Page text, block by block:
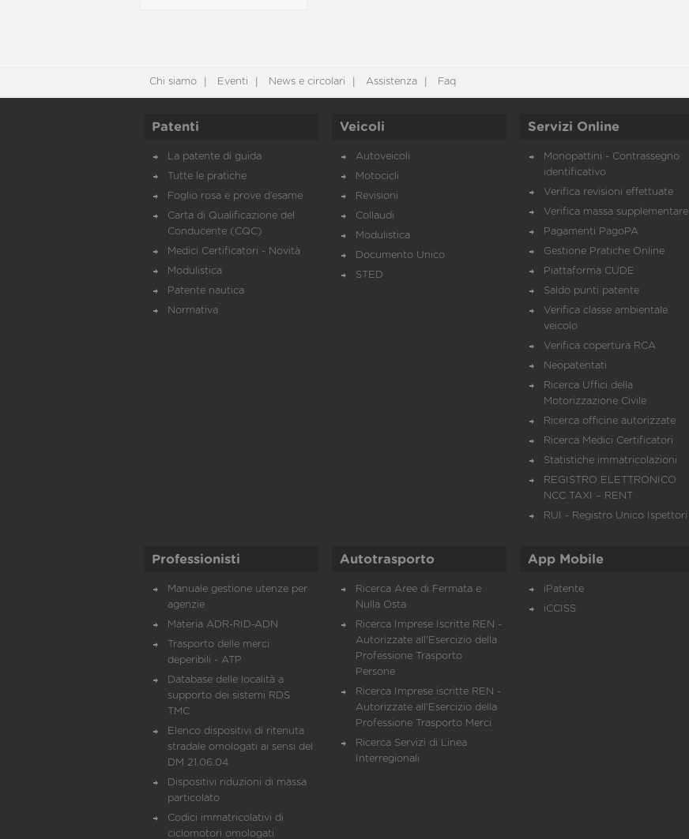
Chi siamo Eventi News e circolari Assistenza Faq
Patenti
La patente di guida
Tutte le pratiche
Foglio rosa e prove d’esame
Carta di Qualificazione del
Conducente (CQC)
Medici Certificatori - Novità
Modulistica
Patente nautica
Normativa
Veicoli
Autoveicoli
Motocicli
Revisioni
Collaudi
Modulistica
Documento Unico
STED
Servizi Online
Monopattini - Contrassegno
identificativo
Verifica revisioni effettuate
Verifica massa supplementare
Pagamenti PagoPA
Gestione Pratiche Online
Piattaforma CUDE
Saldo punti patente
Verifica classe ambientale
veicolo
Verifica copertura RCA
Neopatentati
Ricerca Uffici della
Motorizzazione Civile
Ricerca officine autorizzate
Ricerca Medici Certificatori
Statistiche immatricolazioni
REGISTRO ELETTRONICO
NCC TAXI – RENT
RUI - Registro Unico Ispettori
Professionisti
Manuale gestione utenze per
agenzie
Materia ADR-RID-ADN
Trasporto delle merci
deperibili - ATP
Database delle località a
supporto dei sistemi RDS
TMC
Elenco dispositivi di ritenuta
stradale omologati ai sensi del
DM 21.06.04
Dispositivi riduzioni di massa
particolato
Codici immatricolativi di
ciclomotori omologati
Autotrasporto
Ricerca Aree di Fermata e
Nulla Osta
Ricerca Imprese Iscritte REN -
Autorizzate all'Esercizio della
Professione Trasporto
Persone
Ricerca Imprese iscritte REN -
Autorizzate all'Esercizio della
Professione Trasporto Merci
Ricerca Servizi di Linea
Interregionali
App Mobile
iPatente
iCCISS